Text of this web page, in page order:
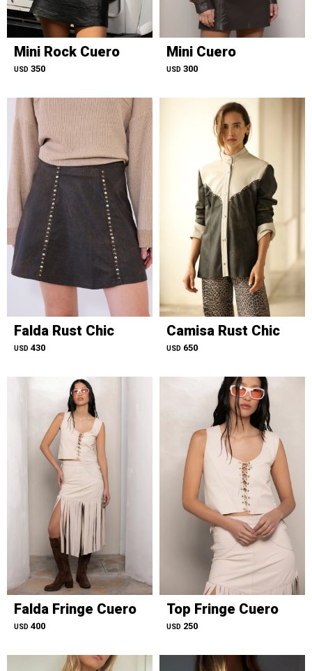
Mini Rock Cuero
USD 350
Mini Cuero
USD 300
Falda Rust Chic
USD 430
Camisa Rust Chic
USD 650
Falda Fringe Cuero
USD 400
Top Fringe Cuero
USD 250